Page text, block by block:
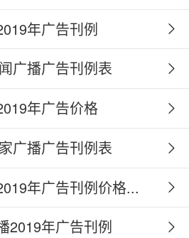
年广告刊例
广播广告刊例表
年广告价格
广播广告刊例表
年广告刊例价格...
2019年广告刊例